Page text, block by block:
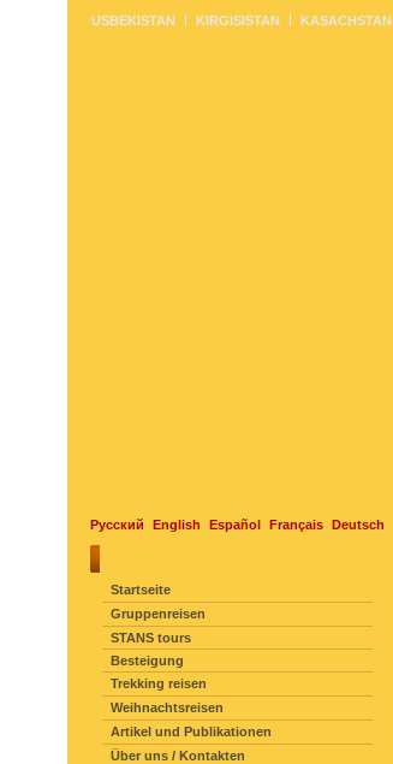
Русский English Español Français Deutsch
USBEKISTAN KIRGISISTAN KASACHSTAN
Startseite
Gruppenreisen
STANS tours
Besteigung
Trekking reisen
Weihnachtsreisen
Artikel und Publikationen
Über uns / Kontakten